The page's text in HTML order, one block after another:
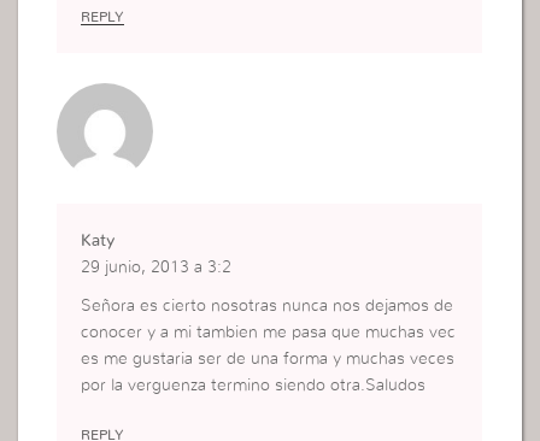
REPLY
Katy
29 junio, 2013 a 3:2
Señora es cierto nosotras nunca nos dejamos de
conocer y a mi tambien me pasa que muchas vec
es me gustaria ser de una forma y muchas veces
por la verguenza termino siendo otra.Saludos
REPLY